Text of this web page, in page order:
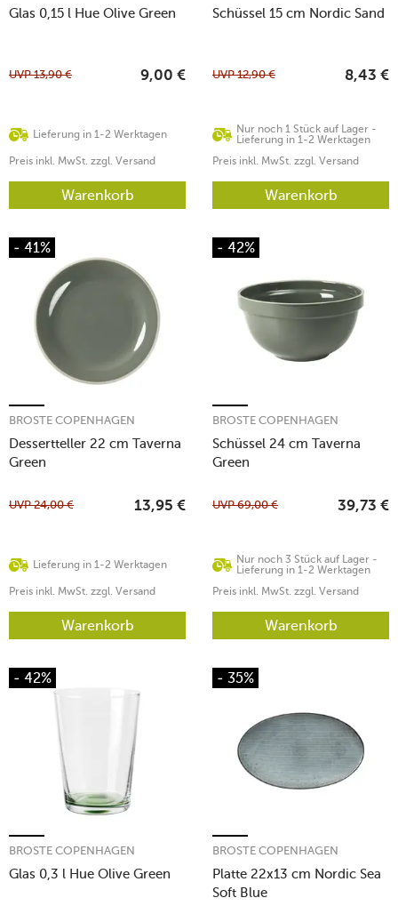
Glas 0,15 l Hue Olive Green
Lieferung in 1-2 Werktagen
UVP13,90 € 9,00 €
Preis inkl. MwSt. zzgl. Versand
Warenkorb
Schüssel 15 cm Nordic Sand
Nur noch 1 Stück auf Lager -
Lieferung in 1-2 Werktagen
UVP12,90 € 8,43 €
Preis inkl. MwSt. zzgl. Versand
Warenkorb
- 41%
Dessertteller 22 cm Taverna
Green
BROSTE COPENHAGEN
Lieferung in 1-2 Werktagen
UVP24,00 € 13,95 €
Preis inkl. MwSt. zzgl. Versand
Warenkorb
- 42%
Schüssel 24 cm Taverna
Green
BROSTE COPENHAGEN
Nur noch 3 Stück auf Lager -
Lieferung in 1-2 Werktagen
UVP69,00 € 39,73 €
Preis inkl. MwSt. zzgl. Versand
Warenkorb
- 42%
Glas 0,3 l Hue Olive Green
BROSTE COPENHAGEN
- 35%
Platte 22x13 cm Nordic Sea
Soft Blue
BROSTE COPENHAGEN